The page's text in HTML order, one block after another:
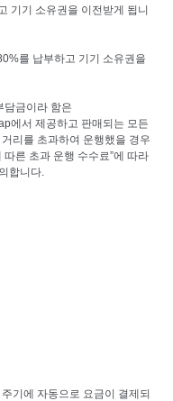
기기 소유권을 이전받게 됩니
를 납부하고 기기 소유권을
담금이라 함은
에서 제공하고 판매되는 모든
리를 초과하여 운행했을 경우
른 초과 운행 수수료”에 따라
합니다.
기에 자동으로 요금이 결제되